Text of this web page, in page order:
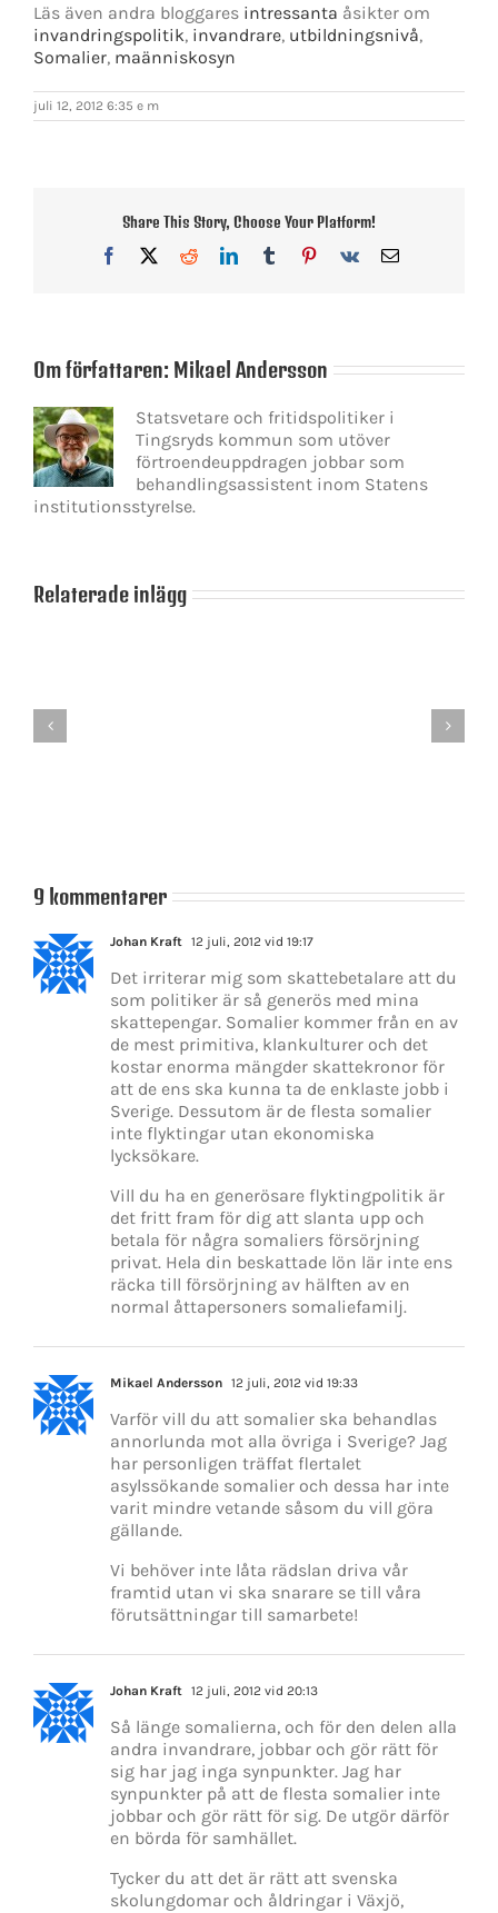
Läs även andra bloggares intressanta åsikter om
invandringspolitik, invandrare, utbildningsnivå,
Somalier, maänniskosyn
juli 12, 2012 6:35 e m
Share This Story, Choose Your Platform!
Facebook
X RedditLinkedInTumblrPinterest
Vk
E-
Om författaren: Mikael Andersson
Statsvetare och fritidspolitiker i
Tingsryds kommun som utöver
förtroendeuppdragen jobbar som
behandlingsassistent inom Statens
institutionsstyrelse.
Relaterade inlägg
9 kommentarer
Johan Kraft 12 juli, 2012 vid 19:17
Det irriterar mig som skattebetalare att du
som politiker är så generös med mina
skattepengar. Somalier kommer från en av
de mest primitiva, klankulturer och det
kostar enorma mängder skattekronor för
att de ens ska kunna ta de enklaste jobb i
Sverige. Dessutom är de flesta somalier
inte flyktingar utan ekonomiska
lycksökare.
Vill du ha en generösare flyktingpolitik är
det fritt fram för dig att slanta upp och
betala för några somaliers försörjning
privat. Hela din beskattade lön lär inte ens
räcka till försörjning av hälften av en
normal åttapersoners somaliefamilj.
Mikael Andersson 12 juli, 2012 vid 19:33
Varför vill du att somalier ska behandlas
annorlunda mot alla övriga i Sverige? Jag
har personligen träffat flertalet
asylssökande somalier och dessa har inte
varit mindre vetande såsom du vill göra
gällande.
Vi behöver inte låta rädslan driva vår
framtid utan vi ska snarare se till våra
förutsättningar till samarbete!
Johan Kraft 12 juli, 2012 vid 20:13
Så länge somalierna, och för den delen alla
andra invandrare, jobbar och gör rätt för
sig har jag inga synpunkter. Jag har
synpunkter på att de flesta somalier inte
jobbar och gör rätt för sig. De utgör därför
en börda för samhället.
Tycker du att det är rätt att svenska
skolungdomar och åldringar i Växjö,